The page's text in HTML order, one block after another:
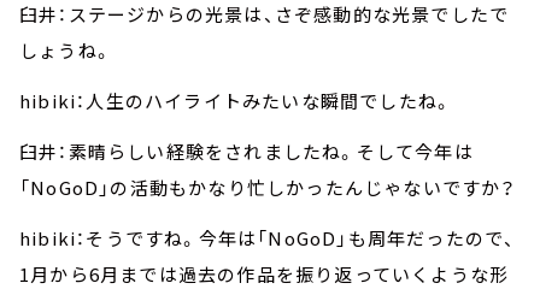
臼井：ステージからの光景は、さぞ感動的な光景でしたで
しょうね。
hibiki：人生のハイライトみたいな瞬間でしたね。
臼井：素晴らしい経験をされましたね。そして今年は
「NoGoD」の活動もかなり忙しかったんじゃないですか？
hibiki：そうですね。今年は「NoGoD」も周年だったので、
1月から6月までは過去の作品を振り返っていくような形